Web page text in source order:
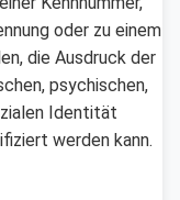
oder zu einem
die Ausdruck der
psychischen,
Identität
werden kann.